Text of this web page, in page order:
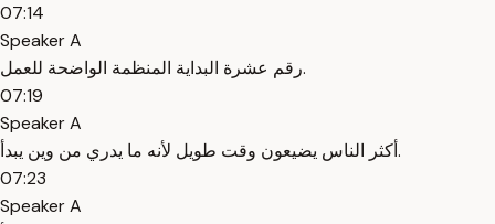
07:14
Speaker A
رقم عشرة البداية المنظمة الواضحة للعمل.
07:19
Speaker A
أكثر الناس يضيعون وقت طويل لأنه ما يدري من وين يبدأ.
07:23
Speaker A